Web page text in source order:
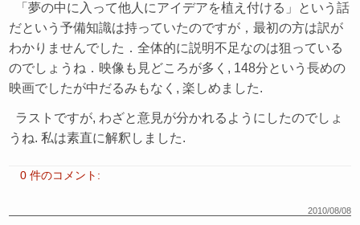
「夢の中に入って他人にアイデアを植え付ける」という話
だという予備知識は持っていたのですが，最初の方は訳が
わかりませんでした．全体的に説明不足なのは狙っている
のでしょうね．映像も見どころが多く, 148分という長めの
映画でしたが中だるみもなく, 楽しめました.
ラストですが, わざと意見が分かれるようにしたのでしょ
うね. 私は素直に解釈しました.
0 件のコメント:
2010/08/08